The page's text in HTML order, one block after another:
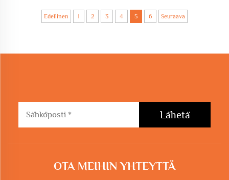
Edellinen 1 2 3 4 5 6 Seuraava
Lähetä
OTA MEIHIN YHTEYTTÄ